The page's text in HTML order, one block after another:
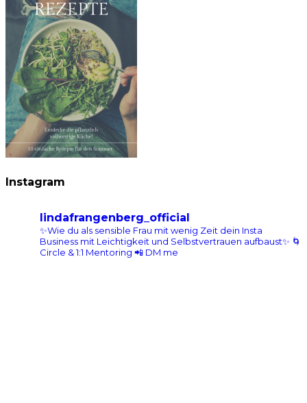
Instagram
lindafrangenberg_official
✨Wie du als sensible Frau mit wenig Zeit dein Insta
Business mit Leichtigkeit und Selbstvertrauen aufbaust✨ 🌀
Circle & 1:1 Mentoring 📲 DM me